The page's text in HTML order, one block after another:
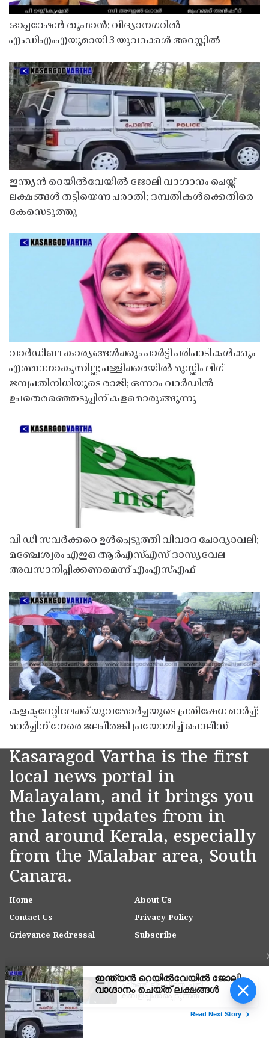
ഓപ്പറേഷൻ തൂഫാൻ; വിദ്യാനഗറിൽ
എംഡിഎംഎയുമായി 3 യുവാക്കൾ അറസ്റ്റിൽ
ഇന്ത്യൻ റെയിൽവേയിൽ ജോലി വാഗ്ദാനം ചെയ്ത്
ലക്ഷങ്ങൾ തട്ടിയെന്ന പരാതി; ദമ്പതികൾക്കെതിരെ
കേസെടുത്തു
വാർഡിലെ കാര്യങ്ങൾക്കും പാർട്ടി പരിപാടികൾക്കും
എത്താനാകുന്നില്ല; പള്ളിക്കരയിൽ മുസ്ലിം ലീഗ്
ജനപ്രതിനിധിയുടെ രാജി; ഒന്നാം വാർഡിൽ
ഉപതെരഞ്ഞെടുപ്പിന് കളമൊരുങ്ങുന്നു
വി ഡി സവർക്കറെ ഉൾപ്പെടുത്തി വിവാദ ചോദ്യാവലി;
മഞ്ചേശ്വരം എഇഒ ആർഎസ്എസ് ദാസ്യവേല
അവസാനിപ്പിക്കണമെന്ന് എംഎസ്എഫ്
കളക്ടറേറ്റിലേക്ക് യുവമോർച്ചയുടെ പ്രതിഷേധ മാർച്ച്;
മാർച്ചിന് നേരെ ജലപീരങ്കി പ്രയോഗിച്ച് പൊലീസ്
Kasaragod Vartha is the first
local news portal in
Malayalam, and it brings you
the latest updates from in
and around Kerala, especially
from the Malabar area, South
Canara.
Home
About Us
Contact Us
Privacy Policy
Grievance Redressal
Subscribe
Copyright © 2007-
'ഫ്രണ്ട്' ട്രംപിന്റെ ചതി,
കബളിപ്പിക്കപ്പെടുന്നത്
ചുമത്താൻ അമേരിക്കൻ